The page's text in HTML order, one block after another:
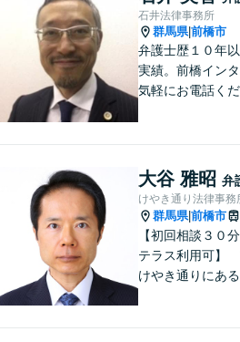
石井法律事務所
群馬県|前橋市
弁護士歴１０年
実績。前橋イン
気軽にお電話くだ
大谷 雅昭 弁
けやき通り法律事務
群馬県|前橋市
【初回相談３０
テラス利用可】
けやき通りにある